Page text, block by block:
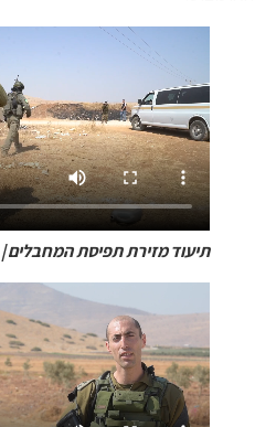
תיעוד מזירת תפיסת המחבלים